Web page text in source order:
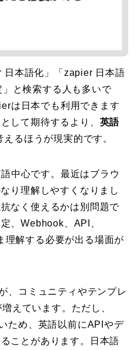
日本語化」「zapier 日本語
と検索する人も多いで
は日本でも利用できます
して期待するより、 英語
るほうが現実的です。
中心です。最近はブラウ
り理解しやすくなりまし
なく使えるかは別問題で
、Webhook、API、
理解する必要が出る場面が
、コミュニティやテンプレ
えています。ただし、
ため、英語以前にAPIやデ
ことがあります。日本語